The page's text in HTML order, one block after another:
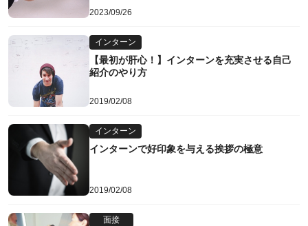
2023/09/26
インターン
【最初が肝心！】インターンを充実させる自己
紹介のやり方
2019/02/08
インターン
インターンで好印象を与える挨拶の極意
2019/02/08
面接